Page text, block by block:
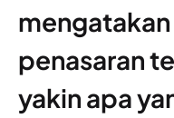
penasaran
yakin apa